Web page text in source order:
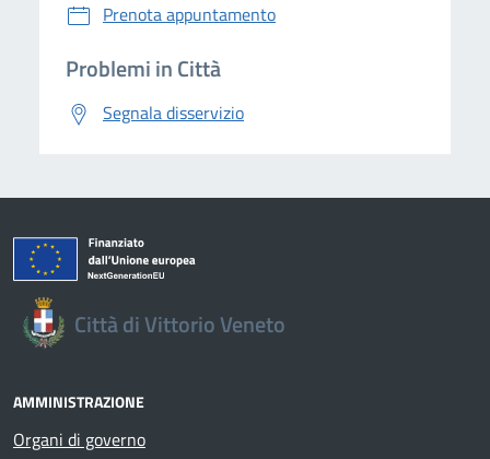
Prenota appuntamento
Problemi in Città
Segnala disservizio
Città di Vittorio Veneto
AMMINISTRAZIONE
Organi di governo